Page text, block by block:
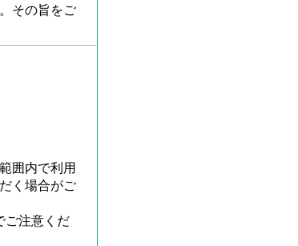
その旨をご
囲内で利用
く場合がご
ご注意くだ